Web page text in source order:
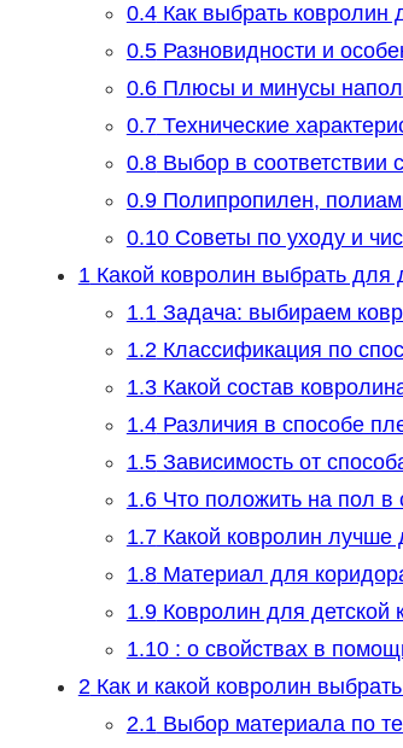
0.4Как выбрать ковролин
0.5Разновидности и
0.6Плюсы и минусы
0.7Технические
0.8Выбор в соответствии
0.9Полипропилен,
0.10Советы по уходу и
1Какой ковролин выбрать для
1.1Задача: выбираем
1.2Классификация по
1.3Какой состав
1.4Различия в способе
1.5Зависимость от
1.6Что положить на пол в
1.7Какой ковролин лучше
1.8Материал для
1.9Ковролин для детской
1.10: о свойствах в
2Как и какой ковролин
2.1Выбор материала по